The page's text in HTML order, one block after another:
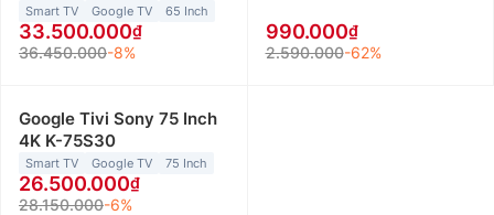
Smart TV Google TV 65 Inch
33.500.000
36.450.000-8%
990.000
2.590.000-62%
Google Tivi Sony 75 Inch
4K K-75S30
Smart TV Google TV 75 Inch
26.500.000
28.150.000-6%